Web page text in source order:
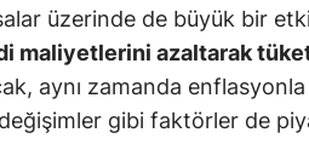
Iğdır
Yalova
Karabük
üzerinde de büyük bir
maliyetlerini azaltarak
aynı zamanda
gibi faktörler de